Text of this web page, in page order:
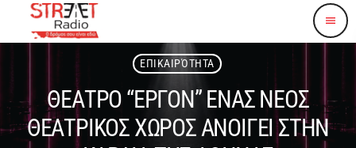
menu
ΕΠΙΚΑΙΡΌΤΗΤΑ
ΘΕΑΤΡΟ “ΕΡΓΟΝ” ΕΝΑΣ ΝΕΟΣ
ΘΕΑΤΡΙΚΟΣ ΧΩΡΟΣ ΑΝΟΙΓΕΙ ΣΤΗΝ